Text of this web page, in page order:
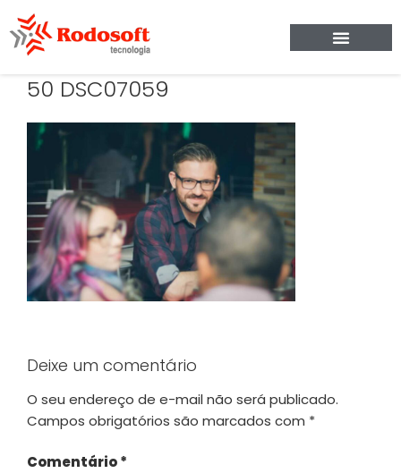
50 DSC07059
Deixe um comentário
O seu endereço de e-mail não será publicado.
Campos obrigatórios são marcados com *
Comentário*